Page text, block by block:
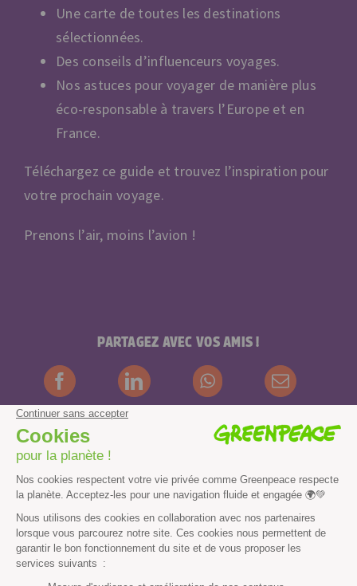
Une carte de toutes les destinations
sélectionnées.
Des conseils d’influenceurs voyages.
Nos astuces pour voyager de manière plus
éco-responsable à travers l’Europe et en
France.
Téléchargez ce guide et trouvez l’inspiration pour
votre prochain voyage.
Prenons l’air, moins l’avion !
PARTAGEZ AVEC VOS AMIS !
Contenus et propriété intellectuelle
Mentions légales
Droits des personnes
Les autres sites de Greenpeacedans le monde